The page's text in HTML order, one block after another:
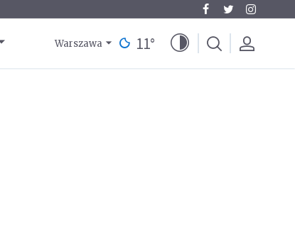
Warszawa 11°